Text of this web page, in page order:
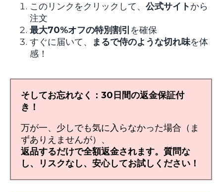
このリンクをクリックして、 公式サイトから
注文
最大70%オフの特別割引 を確保
すぐに届いて、
まるで侍のような切れ味を体
感！
そしてお忘れなく：30日間の返金保証付
き！
万が一、少しでも気に入らなかった場合（ま
ずありえませんが）、
返品するだけで全額返金されます。質問な
し、リスクなし、安心してお試しください！